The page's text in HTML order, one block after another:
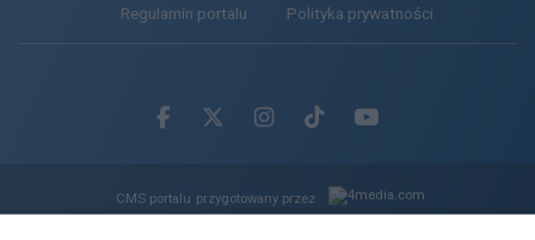
Regulamin portalu
Polityka prywatności
Facebook.com
X.comInstagram.com
Tiktok.comYoutube.com
CMS portalu przygotowany przez